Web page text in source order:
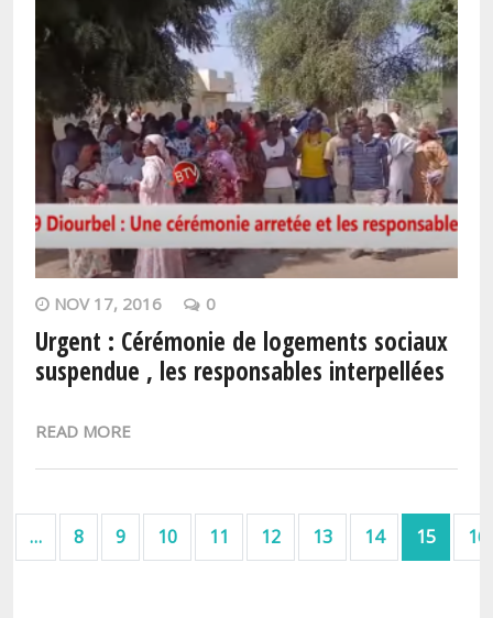
NOV 17, 2016 0
Urgent : Cérémonie de logements sociaux
suspendue , les responsables interpellées
READ MORE
Pagination
page
précédente
… 8 9 10 11 12 13 14 15 16